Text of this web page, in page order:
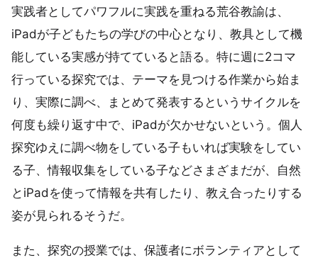
実践者としてパワフルに実践を重ねる荒谷教諭は、
iPadが子どもたちの学びの中心となり、教具として機
能している実感が持てていると語る。特に週に2コマ
行っている探究では、テーマを見つける作業から始ま
り、実際に調べ、まとめて発表するというサイクルを
何度も繰り返す中で、iPadが欠かせないという。個人
探究ゆえに調べ物をしている子もいれば実験をしてい
る子、情報収集をしている子などさまざまだが、自然
とiPadを使って情報を共有したり、教え合ったりする
姿が見られるそうだ。
また、探究の授業では、保護者にボランティアとして